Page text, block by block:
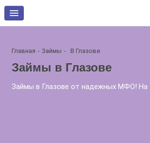
Главная Займы В Глазове
Займы в Глазове
Займы в Глазове от надежных МФО! На